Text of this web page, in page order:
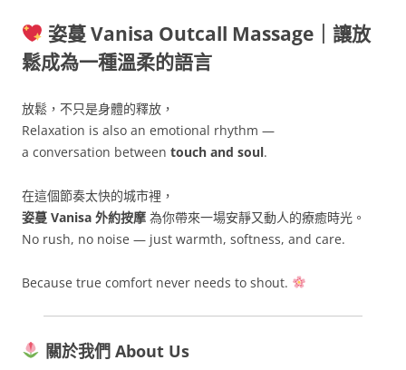
姿蔓 Vanisa Outcall Massage｜讓放
鬆成為一種溫柔的語言
放鬆，不只是身體的釋放，
Relaxation is also an emotional rhythm —
a conversation between touch and soul.
在這個節奏太快的城市裡，
姿蔓 Vanisa 外約按摩 為你帶來一場安靜又動人的療癒時光。
No rush, no noise — just warmth, softness, and care.
Because true comfort never needs to shout.
關於我們 About Us